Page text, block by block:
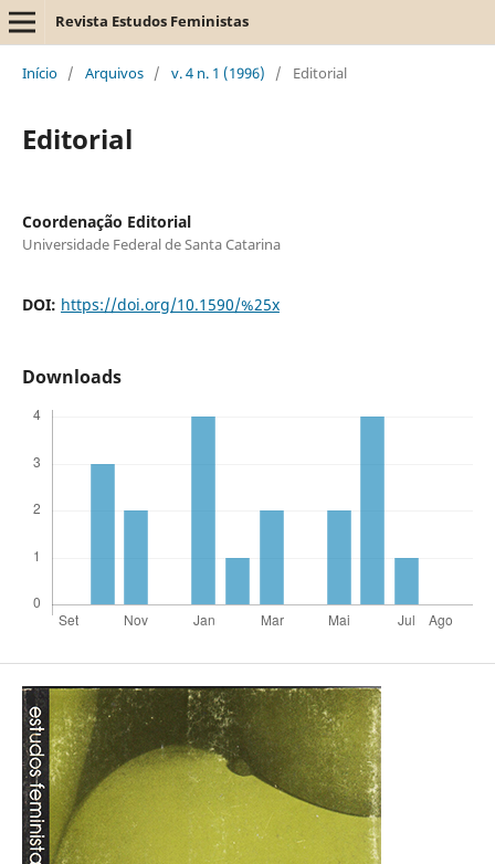
Revista Estudos Feministas
Início / Arquivos / v. 4 n. 1 (1996) / Editorial
Editorial
Coordenação Editorial
Universidade Federal de Santa Catarina
DOI: https://doi.org/10.1590/%25x
Downloads